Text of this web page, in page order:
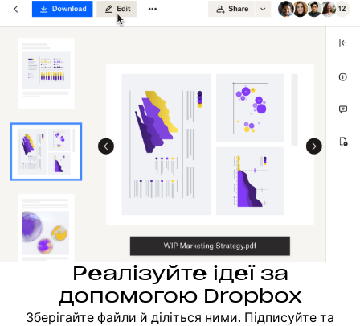
Реалізуйте ідеї за
допомогою Dropbox
Зберігайте файли й діліться ними. Підписуйте та